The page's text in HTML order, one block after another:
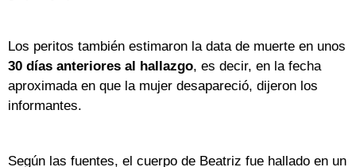
Los peritos también estimaron la data de muerte en unos
30 días anteriores al hallazgo, es decir, en la fecha
aproximada en que la mujer desapareció, dijeron los
informantes.
Según las fuentes, el cuerpo de Beatriz fue hallado en un